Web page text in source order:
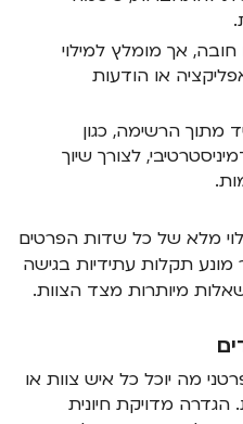
אך מומלץ למילוי
או הודעות
מתוך הרשימה, כגון
לצורך שיוך
מלא של כל שדות הפרטים
תקלות עתידיות בגישה
מיותרות מצד הצוות.
מה יוכל כל איש צוות או
מדויקת חיונית